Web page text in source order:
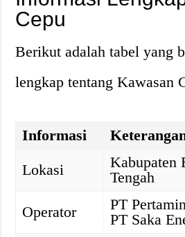
Cepu
Berikut adalah tabel yang
lengkap tentang Kawasan
Informasi
Lokasi
Kabupaten
Tengah
Operator
PT
PT Saka